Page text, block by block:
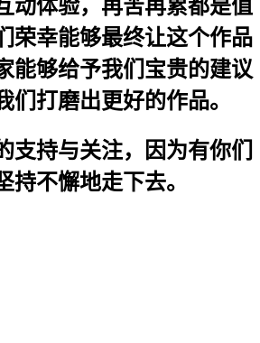
动体验，再苦再累都是值
荣幸能够最终让这个作品
能够给予我们宝贵的建议
们打磨出更好的作品。
支持与关注，因为有你们
持不懈地走下去。